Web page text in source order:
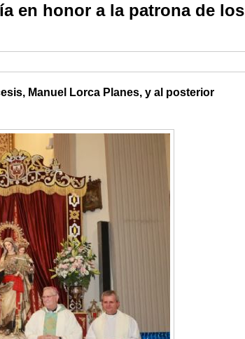
en honor a la patrona de los
Manuel Lorca Planes, y al posterior